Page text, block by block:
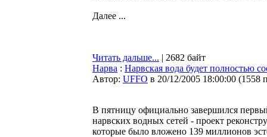
Далее ...
Читать дальше... | 2682 байт
Нарва : Нарвская вода будет полностью
Автор: UFFO в 20/12/2005 18:00:00 (1558
В пятницу официально завершился
нарвских водных сетей - проект
которые было вложено 139 миллионов